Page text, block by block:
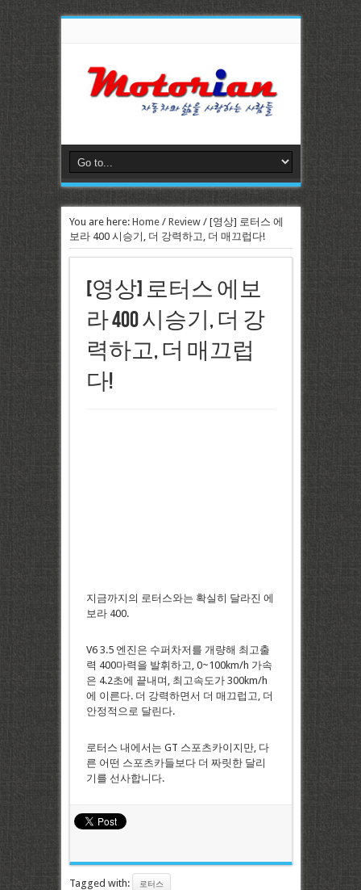
You are here: Home/ Review/ [영상] 로터스 에
보라 400 시승기, 더 강력하고, 더 매끄럽다!
[영상] 로터스 에보
라 400 시승기, 더 강
력하고, 더 매끄럽
다!
지금까지의 로터스와는 확실히 달라진 에
보라 400.
V6 3.5 엔진은 수퍼차저를 개량해 최고출
력 400마력을 발휘하고, 0~100km/h 가속
은 4.2초에 끝내며, 최고속도가 300km/h
에 이른다. 더 강력하면서 더 매끄럽고, 더
안정적으로 달린다.
로터스 내에서는 GT 스포츠카이지만, 다
른 어떤 스포츠카들보다 더 짜릿한 달리
기를 선사합니다.
Tagged with: 로터스